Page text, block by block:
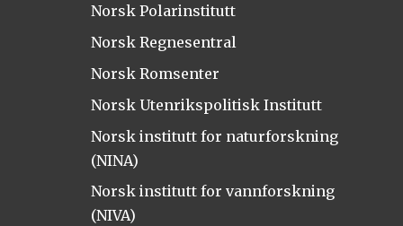
Norsk Polarinstitutt
Norsk Regnesentral
Norsk Romsenter
Norsk Utenrikspolitisk Institutt
Norsk institutt for naturforskning
(NINA)
Norsk institutt for vannforskning
(NIVA)